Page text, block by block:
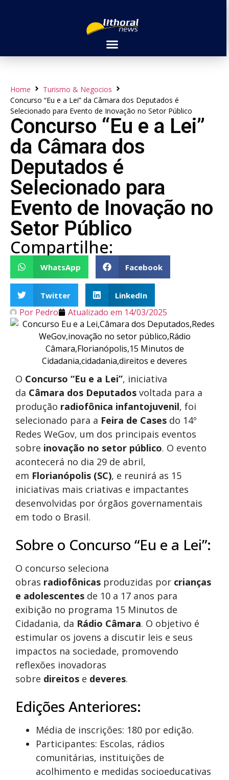
Home
Turismo & Negocios
Concurso “Eu e a Lei” da Câmara dos Deputados é
Selecionado para Evento de Inovação no Setor Público
Concurso “Eu e a Lei”
da Câmara dos
Deputados é
Selecionado para
Evento de Inovação no
Setor Público
Compartilhe:
WhatsApp Facebook
Twitter LinkedIn
Por Pedro Atualizado em 14/03/2025
O Concurso “Eu e a Lei”, iniciativa
da Câmara dos Deputados voltada para a
produção radiofônica infantojuvenil, foi
selecionado para a Feira de Cases do 14º
Redes WeGov, um dos principais eventos
sobre inovação no setor público. O evento
acontecerá no dia 29 de abril,
em Florianópolis (SC), e reunirá as 15
iniciativas mais criativas e impactantes
desenvolvidas por órgãos governamentais
em todo o Brasil.
Sobre o Concurso “Eu e a Lei”:
O concurso seleciona
obras radiofônicas produzidas por crianças
e adolescentes de 10 a 17 anos para
exibição no programa 15 Minutos de
Cidadania, da Rádio Câmara. O objetivo é
estimular os jovens a discutir leis e seus
impactos na sociedade, promovendo
reflexões inovadoras
sobre direitos e deveres.
Edições Anteriores:
Média de inscrições: 180 por edição.
Participantes: Escolas, rádios
comunitárias, instituições de
acolhimento e medidas socioeducativas